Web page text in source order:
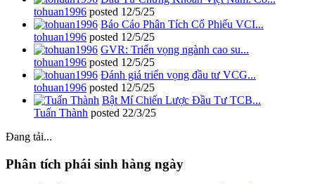
tohuan1996 posted 12/5/25
Báo Cáo Phân Tích Cổ Phiếu VCI...
tohuan1996 posted 12/5/25
GVR: Triển vọng ngành cao su...
tohuan1996 posted 12/5/25
Đánh giá triển vọng đầu tư VCG...
tohuan1996 posted 12/5/25
Bật Mí Chiến Lược Đầu Tư TCB...
Tuấn Thành posted 22/3/25
Đang tải...
Phân tích phái sinh hàng ngày